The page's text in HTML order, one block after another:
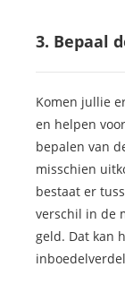
3. Bepaal
Komen jullie
en helpen
bepalen van
misschien
bestaat er
verschil in de
geld. Dat kan